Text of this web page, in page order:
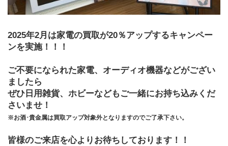
2025年2月は家電の買取が20％アップするキャンペー
ンを実施！！！
ご不要になられた家電、オーディオ機器などがござい
ましたら
ぜひ日用雑貨、ホビーなどもご一緒にお持ち込みくだ
さいませ！
※お酒･貴金属は買取アップ対象外となりますのでご了承下さい。
皆様のご来店を心よりお待ちしております！！